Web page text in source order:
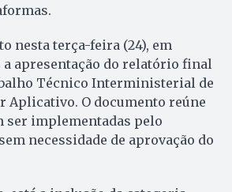
nesta terça-feira (24), em
apresentação do relatório final
Técnico Interministerial de
Aplicativo. O documento reúne
ser implementadas pelo
necessidade de aprovação do